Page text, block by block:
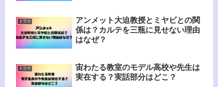
ドラマ
アンメット大迫教授とミヤビとの関
係は？カルテを三瓶に見せない理由
はなぜ？
ドラマ
宙わたる教室のモデル高校や先生は
実在する？実話部分はどこ？